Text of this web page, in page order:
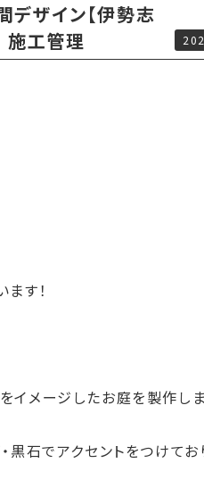
イン【伊勢志
工管理
す！
メージしたお庭を製作しま
石でアクセントをつけてお